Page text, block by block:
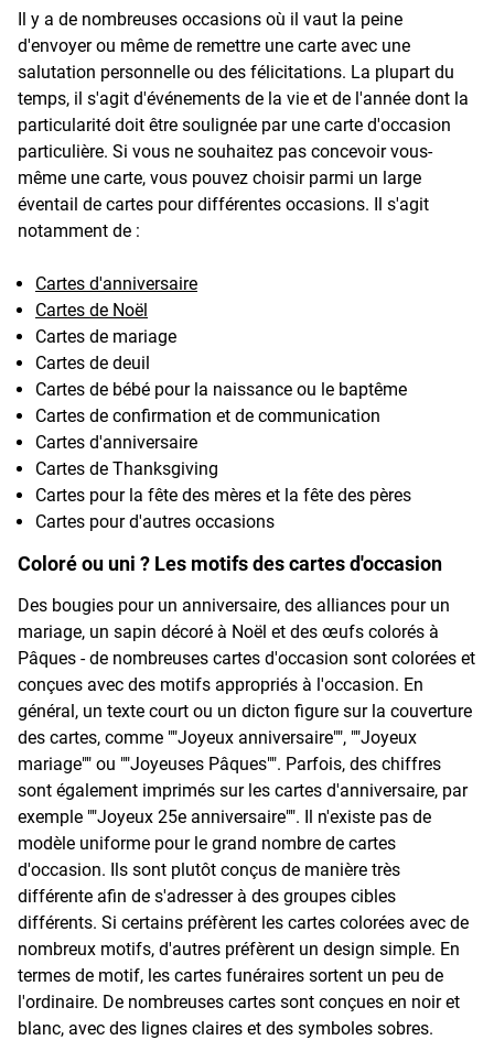
Il y a de nombreuses occasions où il vaut la peine
d'envoyer ou même de remettre une carte avec une
salutation personnelle ou des félicitations. La plupart du
temps, il s'agit d'événements de la vie et de l'année dont la
particularité doit être soulignée par une carte d'occasion
particulière. Si vous ne souhaitez pas concevoir vous-
même une carte, vous pouvez choisir parmi un large
éventail de cartes pour différentes occasions. Il s'agit
notamment de :
Cartes d'anniversaire
Cartes de Noël
Cartes de mariage
Cartes de deuil
Cartes de bébé pour la naissance ou le baptême
Cartes de confirmation et de communication
Cartes d'anniversaire
Cartes de Thanksgiving
Cartes pour la fête des mères et la fête des pères
Cartes pour d'autres occasions
Coloré ou uni ? Les motifs des cartes d'occasion
Des bougies pour un anniversaire, des alliances pour un
mariage, un sapin décoré à Noël et des œufs colorés à
Pâques - de nombreuses cartes d'occasion sont colorées et
conçues avec des motifs appropriés à l'occasion. En
général, un texte court ou un dicton figure sur la couverture
des cartes, comme ""Joyeux anniversaire"", ""Joyeux
mariage"" ou ""Joyeuses Pâques"". Parfois, des chiffres
sont également imprimés sur les cartes d'anniversaire, par
exemple ""Joyeux 25e anniversaire"". Il n'existe pas de
modèle uniforme pour le grand nombre de cartes
d'occasion. Ils sont plutôt conçus de manière très
différente afin de s'adresser à des groupes cibles
différents. Si certains préfèrent les cartes colorées avec de
nombreux motifs, d'autres préfèrent un design simple. En
termes de motif, les cartes funéraires sortent un peu de
l'ordinaire. De nombreuses cartes sont conçues en noir et
blanc, avec des lignes claires et des symboles sobres.